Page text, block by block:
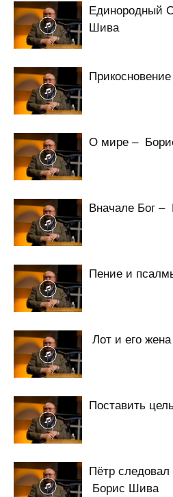
Единородный
Шива
О мире –
Вначале Бог
Пение и
Лот и его
Поставить
Пётр
Борис Шива